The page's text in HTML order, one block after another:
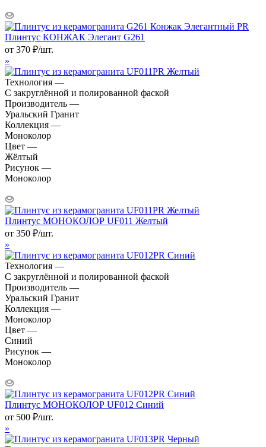
Плинтус КОНЖАК Элегант G261
от 370 ₽/шт.
»
Технология —
С закруглённой и полированной фаской
Производитель —
Уральский Гранит
Коллекция —
Моноколор
Цвет —
Жёлтый
Рисунок —
Моноколор
Плинтус МОНОКОЛОР UF011 Желтый
от 350 ₽/шт.
»
Технология —
С закруглённой и полированной фаской
Производитель —
Уральский Гранит
Коллекция —
Моноколор
Цвет —
Синий
Рисунок —
Моноколор
Плинтус МОНОКОЛОР UF012 Синий
от 500 ₽/шт.
»